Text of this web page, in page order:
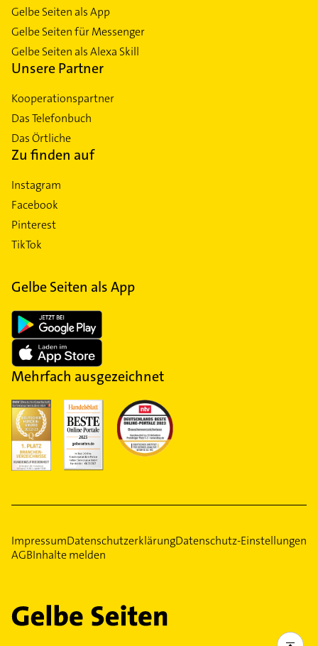
Gelbe Seiten als App
Gelbe Seiten für Messenger
Gelbe Seiten als Alexa Skill
Unsere Partner
Kooperationspartner
Das Telefonbuch
Das Örtliche
Zu finden auf
Instagram
Facebook
Pinterest
TikTok
Gelbe Seiten als App
Mehrfach ausgezeichnet
ImpressumDatenschutzerklärungDatenschutz-Einstellungen
AGBInhalte melden